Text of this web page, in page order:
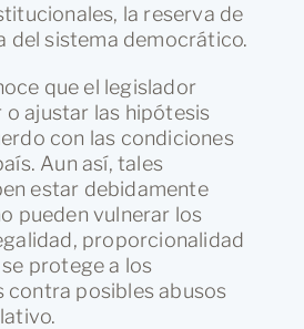
la reserva de
del sistema democrático.
que el legislador
o ajustar las hipótesis
con las condiciones
Aun así, tales
estar debidamente
pueden vulnerar los
proporcionalidad
protege a los
contra posibles abusos